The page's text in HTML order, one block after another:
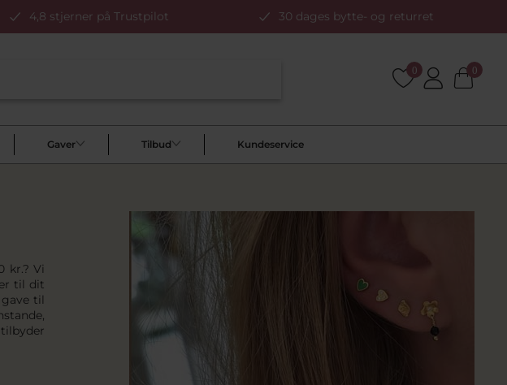
4,8 stjerner på Trustpilot 30 dages bytte- og returret
0 0
Gaver Tilbud Kundeservice
kr.? Vi
til dit
til